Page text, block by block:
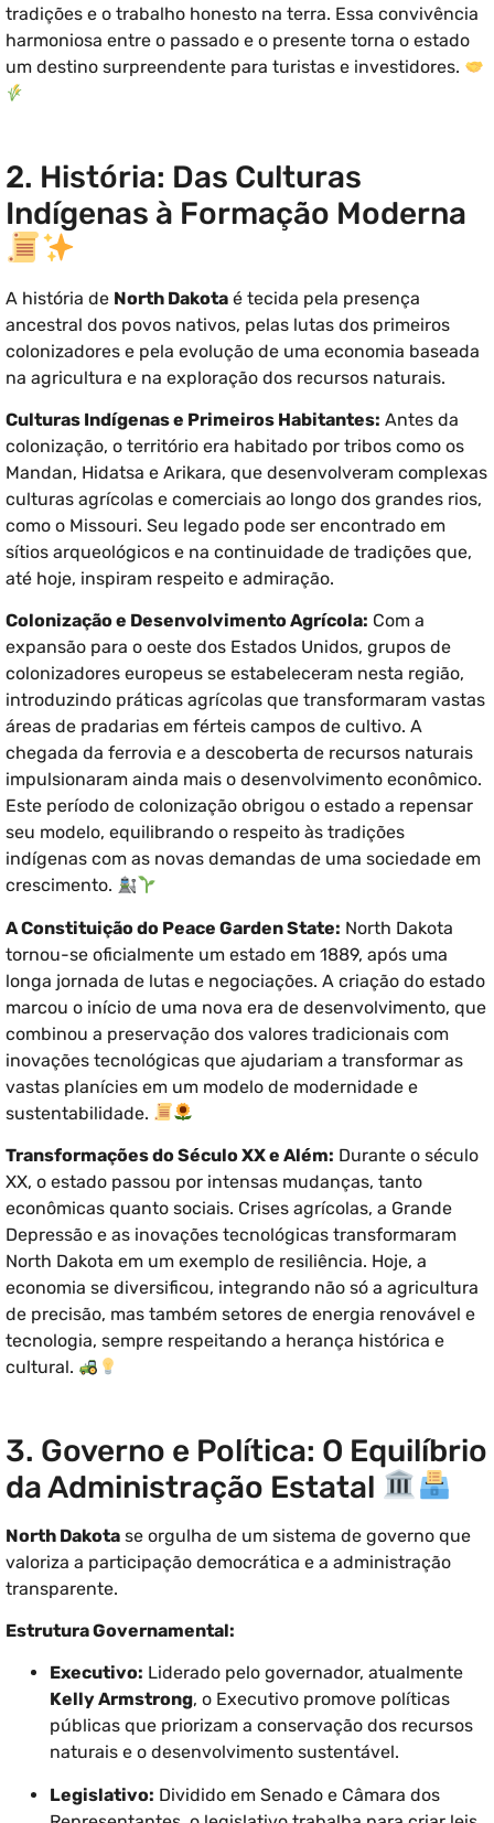
tradições e o trabalho honesto na terra. Essa convivência
harmoniosa entre o passado e o presente torna o estado
um destino surpreendente para turistas e investidores.
2. História: Das Culturas
Indígenas à Formação Moderna
A história de North Dakota é tecida pela presença
ancestral dos povos nativos, pelas lutas dos primeiros
colonizadores e pela evolução de uma economia baseada
na agricultura e na exploração dos recursos naturais.
Culturas Indígenas e Primeiros Habitantes: Antes da
colonização, o território era habitado por tribos como os
Mandan, Hidatsa e Arikara, que desenvolveram complexas
culturas agrícolas e comerciais ao longo dos grandes rios,
como o Missouri. Seu legado pode ser encontrado em
sítios arqueológicos e na continuidade de tradições que,
até hoje, inspiram respeito e admiração.
Colonização e Desenvolvimento Agrícola: Com a
expansão para o oeste dos Estados Unidos, grupos de
colonizadores europeus se estabeleceram nesta região,
introduzindo práticas agrícolas que transformaram vastas
áreas de pradarias em férteis campos de cultivo. A
chegada da ferrovia e a descoberta de recursos naturais
impulsionaram ainda mais o desenvolvimento econômico.
Este período de colonização obrigou o estado a repensar
seu modelo, equilibrando o respeito às tradições
indígenas com as novas demandas de uma sociedade em
crescimento.
A Constituição do Peace Garden State: North Dakota
tornou-se oficialmente um estado em 1889, após uma
longa jornada de lutas e negociações. A criação do estado
marcou o início de uma nova era de desenvolvimento, que
combinou a preservação dos valores tradicionais com
inovações tecnológicas que ajudariam a transformar as
vastas planícies em um modelo de modernidade e
sustentabilidade.
Transformações do Século XX e Além: Durante o século
XX, o estado passou por intensas mudanças, tanto
econômicas quanto sociais. Crises agrícolas, a Grande
Depressão e as inovações tecnológicas transformaram
North Dakota em um exemplo de resiliência. Hoje, a
economia se diversificou, integrando não só a agricultura
de precisão, mas também setores de energia renovável e
tecnologia, sempre respeitando a herança histórica e
cultural.
3. Governo e Política: O Equilíbrio
da Administração Estatal
North Dakota se orgulha de um sistema de governo que
valoriza a participação democrática e a administração
transparente.
Estrutura Governamental:
Executivo: Liderado pelo governador, atualmente
Kelly Armstrong, o Executivo promove políticas
públicas que priorizam a conservação dos recursos
naturais e o desenvolvimento sustentável.
Legislativo: Dividido em Senado e Câmara dos